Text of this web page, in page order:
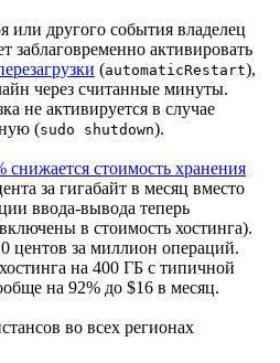
или другого события владелец
активировать
(automaticRestart),
через считанные минуты.
не активируется в случае
(sudo shutdown).
снижается стоимость хранения
за гигабайт в месяц вместо
ввода-вывода теперь
в стоимость хостинга).
центов за миллион операций.
на 400 ГБ с типичной
на 92% до $16 в месяц.
во всех регионах